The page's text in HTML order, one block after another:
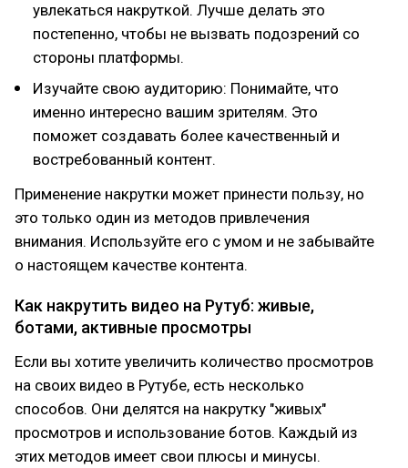
увлекаться накруткой. Лучше делать это
постепенно, чтобы не вызвать подозрений со
стороны платформы.
Изучайте свою аудиторию: Понимайте, что
именно интересно вашим зрителям. Это
поможет создавать более качественный и
востребованный контент.
Применение накрутки может принести пользу, но
это только один из методов привлечения
внимания. Используйте его с умом и не забывайте
о настоящем качестве контента.
Как накрутить видео на Рутуб: живые,
ботами, активные просмотры
Если вы хотите увеличить количество просмотров
на своих видео в Рутубе, есть несколько
способов. Они делятся на накрутку "живых"
просмотров и использование ботов. Каждый из
этих методов имеет свои плюсы и минусы.